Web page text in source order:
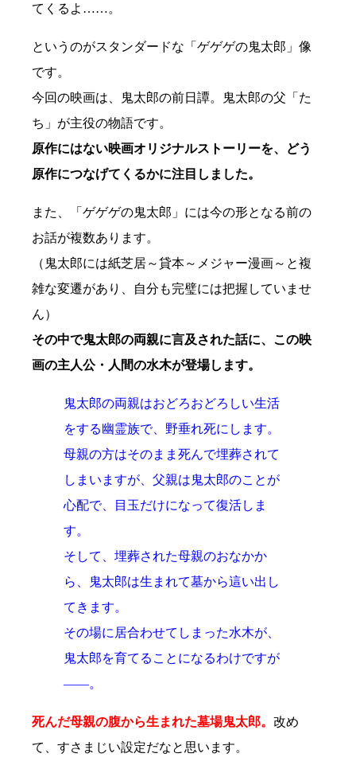
てくるよ……。
というのがスタンダードな「ゲゲゲの鬼太郎」像
です。
今回の映画は、鬼太郎の前日譚。鬼太郎の父「た
ち」が主役の物語です。
原作にはない映画オリジナルストーリーを、どう
原作につなげてくるかに注目しました。
また、「ゲゲゲの鬼太郎」には今の形となる前の
お話が複数あります。
（鬼太郎には紙芝居～貸本～メジャー漫画～と複
雑な変遷があり、自分も完璧には把握していませ
ん）
その中で鬼太郎の両親に言及された話に、この映
画の主人公・人間の水木が登場します。
鬼太郎の両親はおどろおどろしい生活
をする幽霊族で、野垂れ死にします。
母親の方はそのまま死んで埋葬されて
しまいますが、父親は鬼太郎のことが
心配で、目玉だけになって復活しま
す。
そして、埋葬された母親のおなかか
ら、鬼太郎は生まれて墓から這い出し
てきます。
その場に居合わせてしまった水木が、
鬼太郎を育てることになるわけですが
――。
死んだ母親の腹から生まれた墓場鬼太郎。改め
て、すさまじい設定だなと思います。